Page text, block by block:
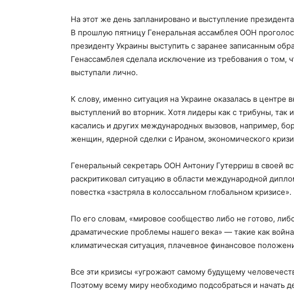
На этот же день запланировано и выступление
В прошлую пятницу Генеральная ассамблея ООН
президенту Украины выступить с заранее записанным
Генассамблея сделала исключение из требования о том,
выступали лично.
К слову, именно ситуация на Украине оказалась в
выступлений во вторник. Хотя лидеры как с трибуны, так
касались и других международных вызовов, например,
женщин, ядерной сделки с Ираном, экономического
Генеральный секретарь ООН Антониу Гутерриш в своей
раскритиковал ситуацию в области международной
повестка «застряла в колоссальном глобальном кризисе».
По его словам, «мировое сообщество либо не готово,
драматические проблемы нашего века» — такие как
климатическая ситуация, плачевное финансовое
Все эти кризисы «угрожают самому будущему
Поэтому всему миру необходимо подсобраться и начать